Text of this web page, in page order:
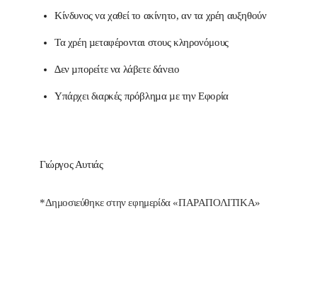
Κίνδυνος να χαθεί το ακίνητο, αν τα χρέη αυξηθούν
Τα χρέη µεταφέρονται στους κληρονόμους
∆εν µπορείτε να λάβετε δάνειο
Υπάρχει διαρκές πρόβληµα µε την Εφορία
Γιώργος Αυτιάς
*Δημοσιεύθηκε στην εφημερίδα «ΠΑΡΑΠΟΛΙΤΙΚΑ»